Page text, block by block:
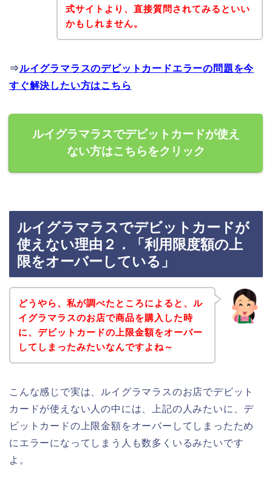
式サイトより、直接質問されてみるといい
かもしれません。
⇒ルイグラマラスのデビットカードエラーの問題を今
すぐ解決したい方はこちら
ルイグラマラスでデビットカードが使え
ない方はこちらをクリック
ルイグラマラスでデビットカードが
使えない理由２．「利用限度額の上
限をオーバーしている」
どうやら、私が調べたところによると、ル
イグラマラスのお店で商品を購入した時
に、デビットカードの上限金額をオーバー
してしまったみたいなんですよね～
こんな感じで実は、ルイグラマラスのお店でデビット
カードが使えない人の中には、上記の人みたいに、デ
ビットカードの上限金額をオーバーしてしまったため
にエラーになってしまう人も数多くいるみたいです
よ。